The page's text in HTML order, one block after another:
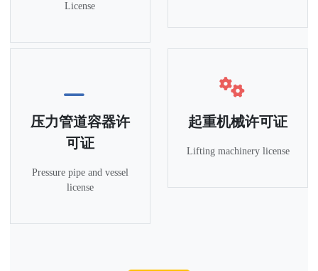
License
压力管道容器许
可证
Pressure pipe and vessel
license
起重机械许可证
Lifting machinery license